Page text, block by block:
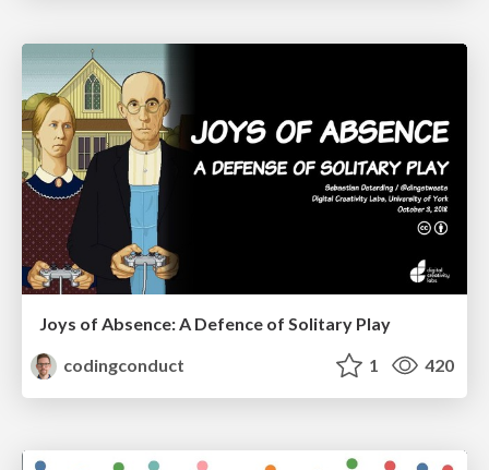
Joys of Absence: A Defence of Solitary Play
codingconduct
1 420